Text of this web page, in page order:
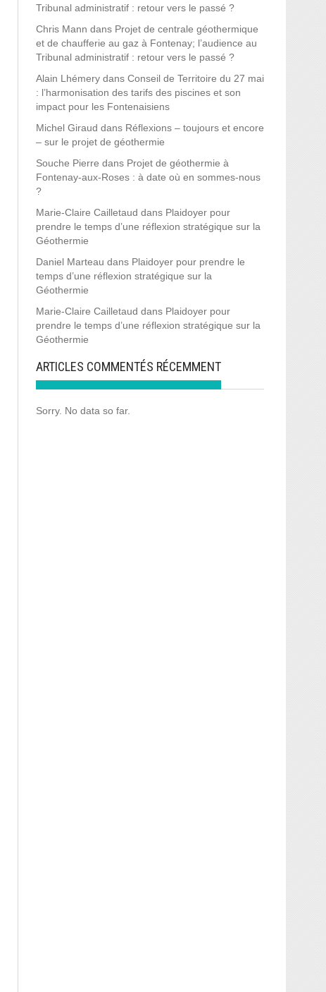
Tribunal administratif : retour vers le passé ?
Chris Mann dans Projet de centrale géothermique
et de chaufferie au gaz à Fontenay; l’audience au
Tribunal administratif : retour vers le passé ?
Alain Lhémery dans Conseil de Territoire du 27 mai
: l’harmonisation des tarifs des piscines et son
impact pour les Fontenaisiens
Michel Giraud dans Réflexions – toujours et encore
– sur le projet de géothermie
Souche Pierre dans Projet de géothermie à
Fontenay-aux-Roses : à date où en sommes-nous
?
Marie-Claire Cailletaud dans Plaidoyer pour
prendre le temps d’une réflexion stratégique sur la
Géothermie
Daniel Marteau dans Plaidoyer pour prendre le
temps d’une réflexion stratégique sur la
Géothermie
Marie-Claire Cailletaud dans Plaidoyer pour
prendre le temps d’une réflexion stratégique sur la
Géothermie
ARTICLES COMMENTÉS RÉCEMMENT
Sorry. No data so far.